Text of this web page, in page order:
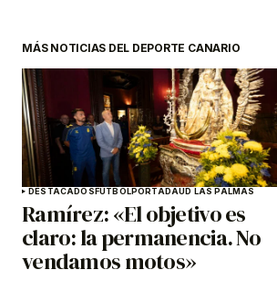
MÁS NOTICIAS DEL DEPORTE CANARIO
DESTACADOSFÚTBOLPORTADAUD LAS PALMAS
Ramírez: «El objetivo es
claro: la permanencia. No
vendamos motos»